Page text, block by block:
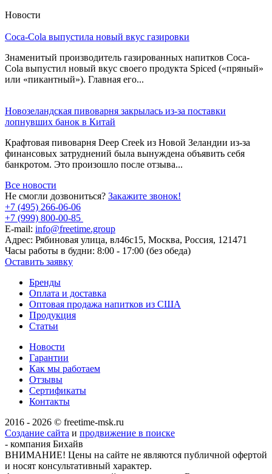
Новости
Coca-Cola выпустила новый вкус газировки
Знаменитый производитель газированных напитков Coca-
Cola выпустил новый вкус своего продукта Spiced («пряный»
или «пикантный»). Главная его...
Новозеландская пивоварня закрылась из-за поставки
лопнувших банок в Китай
Крафтовая пивоварня Deep Creek из Новой Зеландии из-за
финансовых затруднений была вынуждена объявить себя
банкротом. Это произошло после отзыва...
Все новости
Не смогли дозвониться? Закажите звонок!
+7 (495) 266-06-06
+7 (999) 800-00-85
E-mail: info@freetime.group
Адрес: Рябиновая улица, вл46с15, Москва, Россия, 121471
Часы работы в будни: 8:00 - 17:00 (без обеда)
Оставить заявку
Бренды
Оплата и доставка
Оптовая продажа напитков из США
Продукция
Статьи
Новости
Гарантии
Как мы работаем
Отзывы
Сертификаты
Контакты
2016 - 2026 © freetime-msk.ru
Создание сайта и продвижение в поиске
- компания Бихайв
ВНИМАНИЕ! Цены на сайте не являются публичной офертой
и носят консультативный характер.